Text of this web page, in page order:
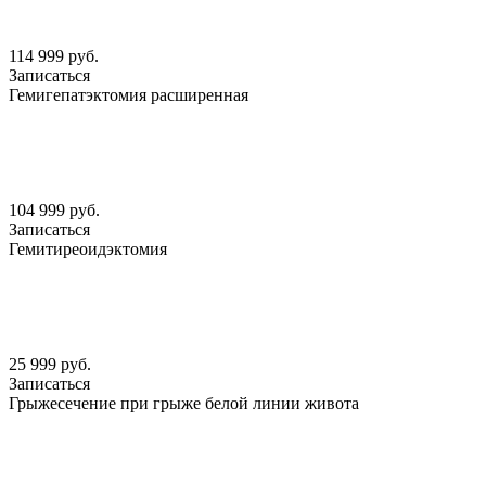
114 999 руб.
Записаться
Гемигепатэктомия расширенная
104 999 руб.
Записаться
Гемитиреоидэктомия
25 999 руб.
Записаться
Грыжесечение при грыже белой линии живота